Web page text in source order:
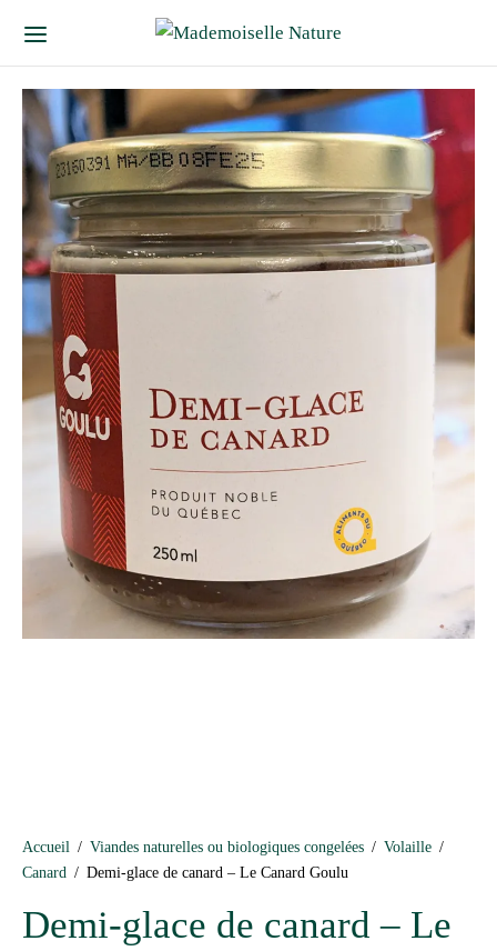
Accueil / Viandes naturelles ou biologiques congelées / Volaille /
Canard / Demi-glace de canard – Le Canard Goulu
Demi-glace de canard – Le